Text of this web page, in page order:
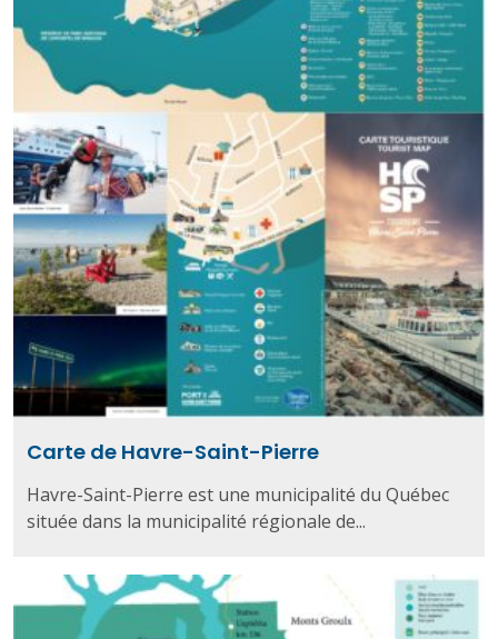
Carte de Havre-Saint-Pierre
Havre-Saint-Pierre est une municipalité du Québec
située dans la municipalité régionale de...